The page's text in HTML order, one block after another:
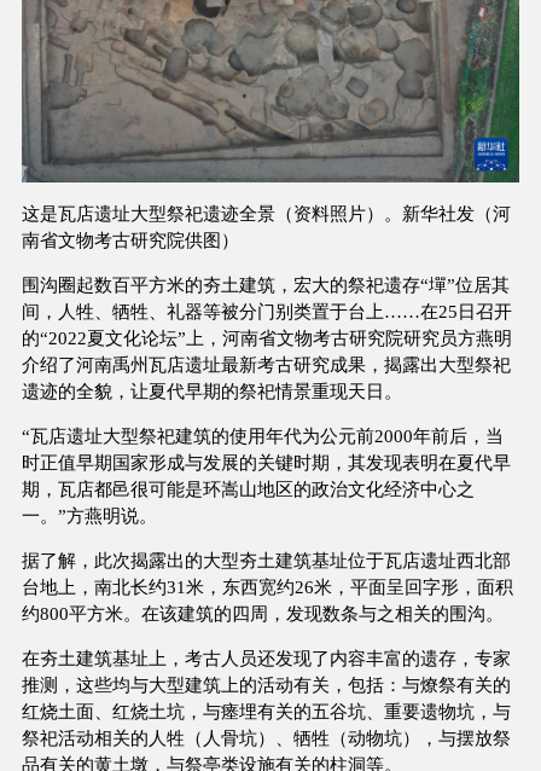
这是瓦店遗址大型祭祀遗迹全景（资料照片）。新华社发（河
南省文物考古研究院供图）
围沟圈起数百平方米的夯土建筑，宏大的祭祀遗存“墠”位居其
间，人牲、牺牲、礼器等被分门别类置于台上……在25日召开
的“2022夏文化论坛”上，河南省文物考古研究院研究员方燕明
介绍了河南禹州瓦店遗址最新考古研究成果，揭露出大型祭祀
遗迹的全貌，让夏代早期的祭祀情景重现天日。
“瓦店遗址大型祭祀建筑的使用年代为公元前2000年前后，当
时正值早期国家形成与发展的关键时期，其发现表明在夏代早
期，瓦店都邑很可能是环嵩山地区的政治文化经济中心之
一。”方燕明说。
据了解，此次揭露出的大型夯土建筑基址位于瓦店遗址西北部
台地上，南北长约31米，东西宽约26米，平面呈回字形，面积
约800平方米。在该建筑的四周，发现数条与之相关的围沟。
在夯土建筑基址上，考古人员还发现了内容丰富的遗存，专家
推测，这些均与大型建筑上的活动有关，包括：与燎祭有关的
红烧土面、红烧土坑，与瘗埋有关的五谷坑、重要遗物坑，与
祭祀活动相关的人牲（人骨坑）、牺牲（动物坑），与摆放祭
品有关的黄土墩，与祭亭类设施有关的柱洞等。